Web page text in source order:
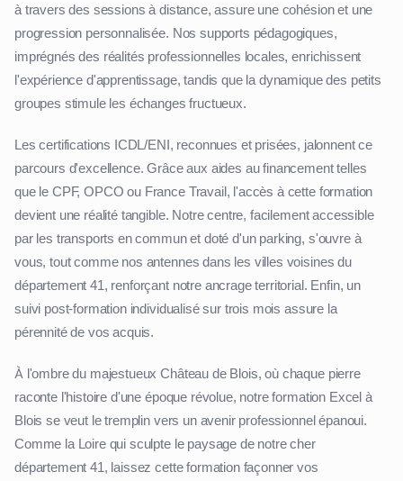
à travers des sessions à distance, assure une cohésion et une
progression personnalisée. Nos supports pédagogiques,
imprégnés des réalités professionnelles locales, enrichissent
l'expérience d'apprentissage, tandis que la dynamique des petits
groupes stimule les échanges fructueux.
Les certifications ICDL/ENI, reconnues et prisées, jalonnent ce
parcours d'excellence. Grâce aux aides au financement telles
que le CPF, OPCO ou France Travail, l'accès à cette formation
devient une réalité tangible. Notre centre, facilement accessible
par les transports en commun et doté d'un parking, s'ouvre à
vous, tout comme nos antennes dans les villes voisines du
département 41, renforçant notre ancrage territorial. Enfin, un
suivi post-formation individualisé sur trois mois assure la
pérennité de vos acquis.
À l'ombre du majestueux Château de Blois, où chaque pierre
raconte l'histoire d'une époque révolue, notre formation Excel à
Blois se veut le tremplin vers un avenir professionnel épanoui.
Comme la Loire qui sculpte le paysage de notre cher
département 41, laissez cette formation façonner vos